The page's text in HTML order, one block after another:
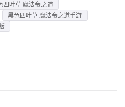
四叶草 魔法帝之道
黑色四叶草 魔法帝之道手游